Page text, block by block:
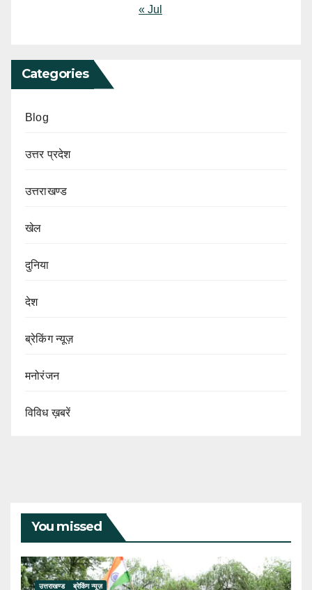
« Jul
Categories
Blog
उत्तर प्रदेश
उत्तराखण्ड
खेल
दुनिया
देश
ब्रेकिंग न्यूज़
मनोरंजन
विविध ख़बरें
You missed
उत्तराखण्ड ब्रेकिंग न्यूज़